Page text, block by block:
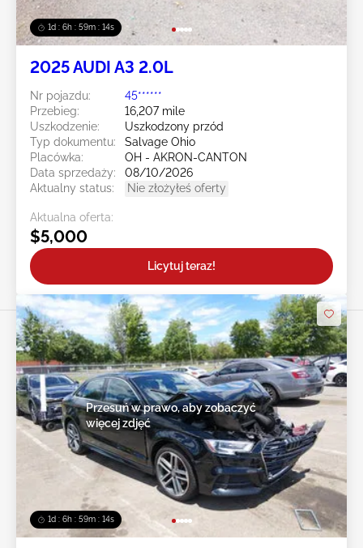
1d : 6h : 59m : 11s
2025 AUDI A3 2.0L
Nr pojazdu:
45******
Przebieg:
16,207 mile
Uszkodzenie:
Uszkodzony przód
Typ dokumentu:
Salvage Ohio
Placówka:
OH - AKRON-CANTON
Data sprzedaży:
08/10/2026
Aktualny status:
Nie złożyłeś oferty
Aktualna oferta:
$5,000
Licytuj teraz!
1d : 6h : 59m : 11s
Przesuń w prawo, aby zobaczyć
więcej zdjęć